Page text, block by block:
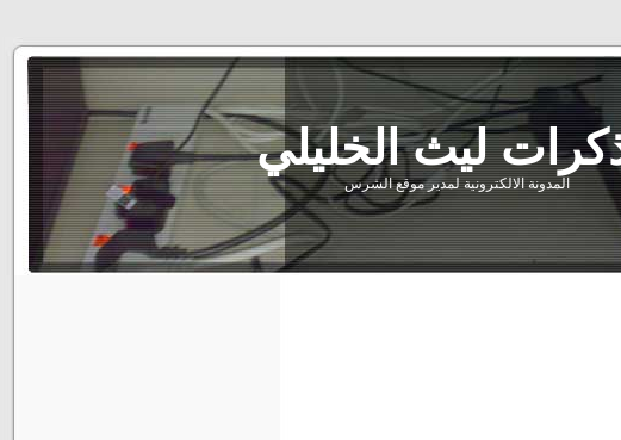
ليث الخليلي
المدونة الالكترونية لمدير موقع الشرس